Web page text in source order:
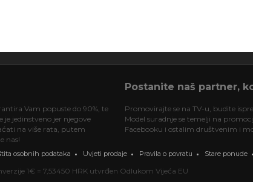
Vam popuste do 90%, te
je jedinstveno jer njegove
na više rata, putem
nas!
Postanite naš partner,
Promovirajte se na TV-u, budite
Model suradnje se temelji na
Facebooku i ostalim društvenim i
osobnih podataka Uvjeti prodaje Pravila o povratu Stare ponude
1€ = 7,53450 HRK utvrđen Odlukom Vijeća EU